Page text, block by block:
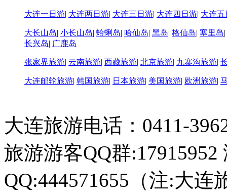
大连一日游| 大连两日游| 大连三日游| 大连四日游| 大连五
大长山岛| 小长山岛| 蛤蜊岛| 哈仙岛| 黑岛| 格仙岛| 塞里岛|
长兴岛| 广鹿岛
张家界旅游| 云南旅游| 西藏旅游| 北京旅游| 九寨沟旅游|
大连邮轮旅游| 韩国旅游| 日本旅游| 美国旅游| 欧洲旅游|
大连旅游电话：0411-
旅游游客QQ群
QQ:444571655（注:大连